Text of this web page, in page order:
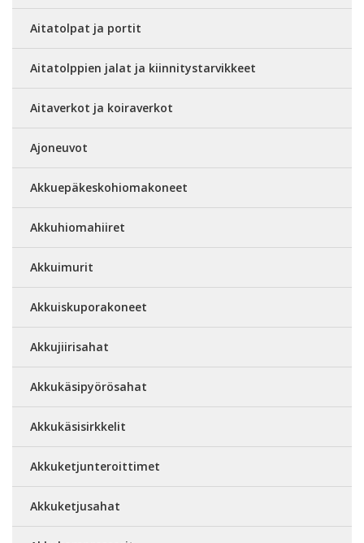
Aitatolpat ja portit
Aitatolppien jalat ja kiinnitystarvikkeet
Aitaverkot ja koiraverkot
Ajoneuvot
Akkuepäkeskohiomakoneet
Akkuhiomahiiret
Akkuimurit
Akkuiskuporakoneet
Akkujiirisahat
Akkukäsipyörösahat
Akkukäsisirkkelit
Akkuketjunteroittimet
Akkuketjusahat